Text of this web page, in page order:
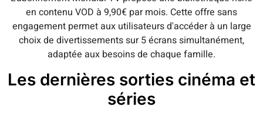
en contenu VOD à 9,90€ par mois. Cette offre sans
engagement permet aux utilisateurs d'accéder à un large
choix de divertissements sur 5 écrans simultanément,
adaptée aux besoins de chaque famille.
Les dernières sorties cinéma et
séries